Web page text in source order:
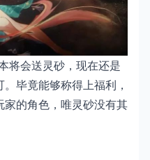
将会送灵砂，现在还是
毕竟能够称得上福利，
的角色，唯灵砂没有其